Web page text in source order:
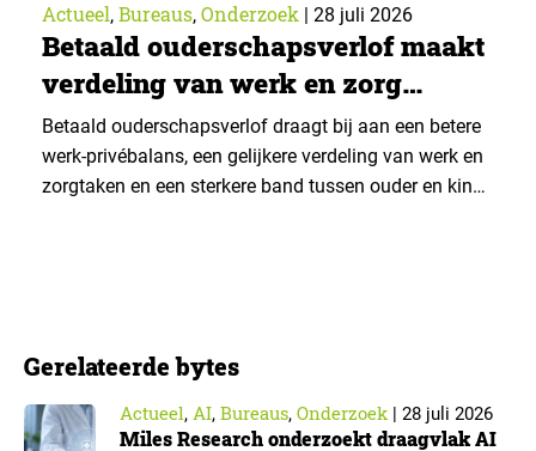
Actueel, Bureaus, Onderzoek | 28 juli 2026
Betaald ouderschapsverlof maakt
verdeling van werk en zorg
gelijker
Betaald ouderschapsverlof draagt bij aan een betere
werk-privébalans, een gelijkere verdeling van werk en
zorgtaken en een sterkere band tussen ouder en kind.
Gerelateerde bytes
Actueel, AI, Bureaus, Onderzoek| 28 juli 2026
Miles Research onderzoekt draagvlak AI